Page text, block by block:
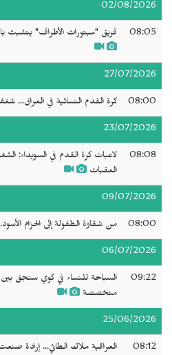
02/08/2026
08:05 فريق "مبتورات الأطراف" يتشبث
27/07/2026
08:00 كرة القدم النسائية في
23/07/2026
08:08
لاعبات كرة القدم في السويداء:
العقبات
09/07/2026
08:00 من شقاوة الطفولة إلى الحزام
06/07/2026
09:22
السباحة للنساء في كوي سنجق بين
متخصصة
25/06/2026
08:12 العراقية ملاك الطائي... إرادة